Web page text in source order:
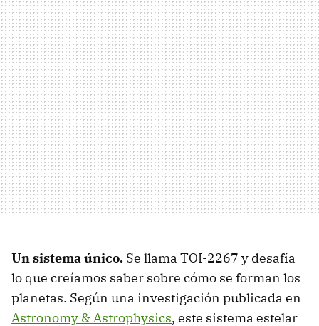
Un sistema único. Se llama TOI-2267 y desafía
lo que creíamos saber sobre cómo se forman los
planetas. Según una investigación publicada en
Astronomy & Astrophysics, este sistema estelar